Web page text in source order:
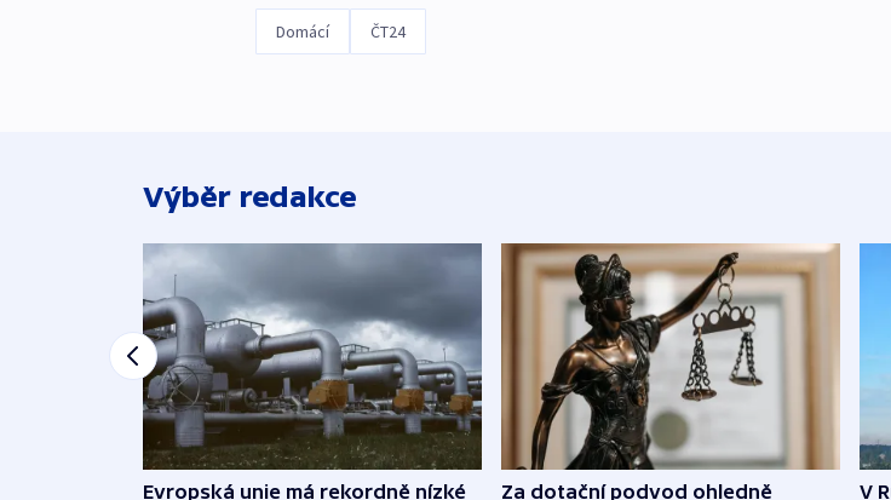
Domácí ČT24
Výběr redakce
Evropská unie má rekordně nízké
Za dotační podvod ohledně
V